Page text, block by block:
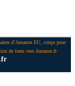
d’Amazon EU, conçu pour
de liens vers Amazon.fr